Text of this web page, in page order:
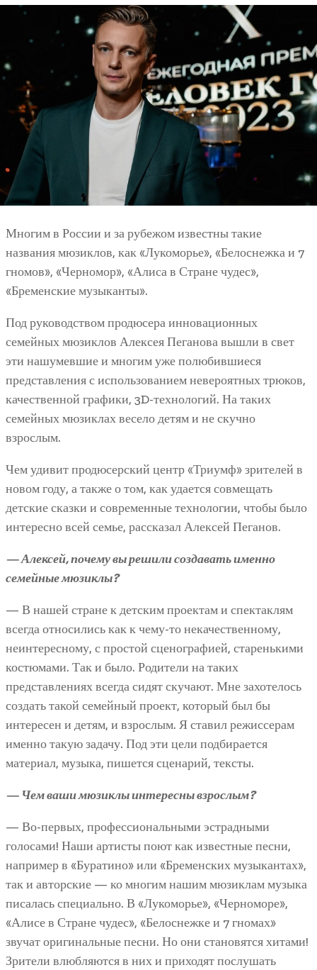
Многим в России и за рубежом известны такие
названия мюзиклов, как «Лукоморье», «Белоснежка и 7
гномов», «Черномор», «Алиса в Стране чудес»,
«Бременские музыканты».
Под руководством продюсера инновационных
семейных мюзиклов Алексея Пеганова вышли в свет
эти нашумевшие и многим уже полюбившиеся
представления с использованием невероятных трюков,
качественной графики, 3D-технологий. На таких
семейных мюзиклах весело детям и не скучно
взрослым.
Чем удивит продюсерский центр «Триумф» зрителей в
новом году, а также о том, как удается совмещать
детские сказки и современные технологии, чтобы было
интересно всей семье, рассказал Алексей Пеганов.
— Алексей, почему вы решили создавать именно
семейные мюзиклы?
— В нашей стране к детским проектам и спектаклям
всегда относились как к чему-то некачественному,
неинтересному, с простой сценографией, старенькими
костюмами. Так и было. Родители на таких
представлениях всегда сидят скучают. Мне захотелось
создать такой семейный проект, который был бы
интересен и детям, и взрослым. Я ставил режиссерам
именно такую задачу. Под эти цели подбирается
материал, музыка, пишется сценарий, тексты.
— Чем ваши мюзиклы интересны взрослым?
— Во-первых, профессиональными эстрадными
голосами! Наши артисты поют как известные песни,
например в «Буратино» или «Бременских музыкантах»,
так и авторские — ко многим нашим мюзиклам музыка
писалась специально. В «Лукоморье», «Черноморе»,
«Алисе в Стране чудес», «Белоснежке и 7 гномах»
звучат оригинальные песни. Но они становятся хитами!
Зрители влюбляются в них и приходят послушать